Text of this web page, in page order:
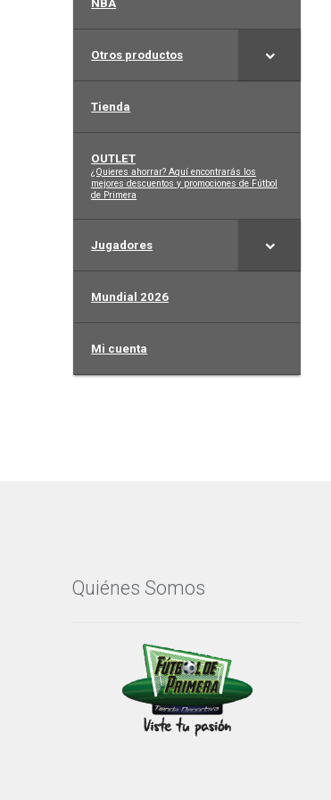
NBA
Otros productos
Tienda
OUTLET
–
¿Quieres ahorrar? Aquí encontrarás los
mejores descuentos y promociones de Fútbol
de Primera
Jugadores
Mundial 2026
Mi cuenta
Quiénes Somos